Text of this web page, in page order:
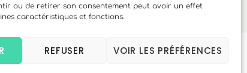
ou de retirer son consentement peut avoir un effet
caractéristiques et fonctions.
REFUSER VOIR LES PRÉFÉRENCES